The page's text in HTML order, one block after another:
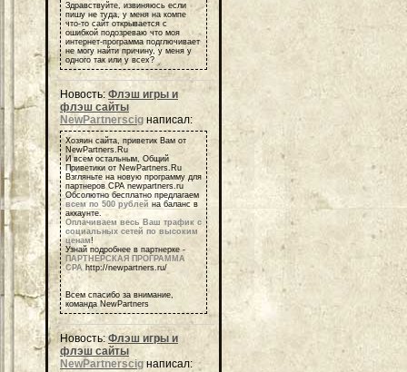
Здравствуйте, извиняюсь если
пишу не туда, у меня на компе
что-то сайт открывается с
ошибкой подозреваю что моя
интернет-программа подглючивает
не могу найти причину, у меня у
одного так или у всех?
Новость: Флэш игры и
флэш сайты
NewPartnerscig написал:
Хозяин сайта, приветик Вам от
NewPartners.Ru
И всем остальным, Общий
Приветики от NewPartners.Ru
Взгляньте на новую программу для
партнеров СРА newpartners.ru
Обсолютно бесплатно предлагаем
всем по 500 рублей на баланс в
аккаунте.
Оплачиваем весь Ваш трафик с
социальных сетей по высоким
ценам!
Узнай подробнее в партнерке -
ПАРТНЕРСКАЯ ПРОГРАММА
СРАhttp://newpartners.ru/
Всем спасибо за внимание,
команда NewPartners
Новость:Флэш игры и
флэш сайты
NewPartnerscig написал: